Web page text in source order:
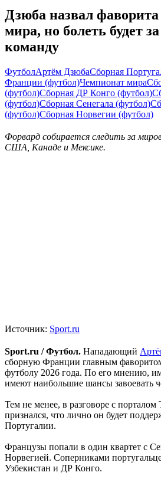
Дзюба назвал
мира, но болеть будет
команду
ФутболАртём ДзюбаСборная
Франции (футбол)Чемпионат мира
(футбол)Сборная ДР Конго (футбол)
(футбол)Сборная Сенегала (футбол)
(футбол)Сборная Норвегии (футбол)
Форвард собирается следить за
США, Канаде и Мексике.
Источник: Sport.ru
Sport.ru / Футбол. Нападающий
сборную Франции главным
футболу 2026 года. По его мнению,
имеют наибольшие шансы завоевать
Тем не менее, в разговоре с порталом
признался, что лично он будет
Португалии.
Французы попали в один квартет с
Норвегией. Соперниками
Узбекистан и ДР Конго.